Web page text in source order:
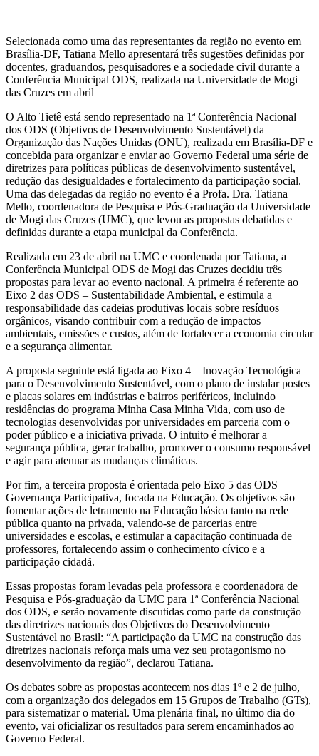
Selecionada como uma das representantes da região no evento em
Brasília-DF, Tatiana Mello apresentará três sugestões definidas por
docentes, graduandos, pesquisadores e a sociedade civil durante a
Conferência Municipal ODS, realizada na Universidade de Mogi
das Cruzes em abril
O Alto Tietê está sendo representado na 1ª Conferência Nacional
dos ODS (Objetivos de Desenvolvimento Sustentável) da
Organização das Nações Unidas (ONU), realizada em Brasília-DF e
concebida para organizar e enviar ao Governo Federal uma série de
diretrizes para políticas públicas de desenvolvimento sustentável,
redução das desigualdades e fortalecimento da participação social.
Uma das delegadas da região no evento é a Profa. Dra. Tatiana
Mello, coordenadora de Pesquisa e Pós-Graduação da Universidade
de Mogi das Cruzes (UMC), que levou as propostas debatidas e
definidas durante a etapa municipal da Conferência.
Realizada em 23 de abril na UMC e coordenada por Tatiana, a
Conferência Municipal ODS de Mogi das Cruzes decidiu três
propostas para levar ao evento nacional. A primeira é referente ao
Eixo 2 das ODS – Sustentabilidade Ambiental, e estimula a
responsabilidade das cadeias produtivas locais sobre resíduos
orgânicos, visando contribuir com a redução de impactos
ambientais, emissões e custos, além de fortalecer a economia circular
e a segurança alimentar.
A proposta seguinte está ligada ao Eixo 4 – Inovação Tecnológica
para o Desenvolvimento Sustentável, com o plano de instalar postes
e placas solares em indústrias e bairros periféricos, incluindo
residências do programa Minha Casa Minha Vida, com uso de
tecnologias desenvolvidas por universidades em parceria com o
poder público e a iniciativa privada. O intuito é melhorar a
segurança pública, gerar trabalho, promover o consumo responsável
e agir para atenuar as mudanças climáticas.
Por fim, a terceira proposta é orientada pelo Eixo 5 das ODS –
Governança Participativa, focada na Educação. Os objetivos são
fomentar ações de letramento na Educação básica tanto na rede
pública quanto na privada, valendo-se de parcerias entre
universidades e escolas, e estimular a capacitação continuada de
professores, fortalecendo assim o conhecimento cívico e a
participação cidadã.
Essas propostas foram levadas pela professora e coordenadora de
Pesquisa e Pós-graduação da UMC para 1ª Conferência Nacional
dos ODS, e serão novamente discutidas como parte da construção
das diretrizes nacionais dos Objetivos do Desenvolvimento
Sustentável no Brasil: “A participação da UMC na construção das
diretrizes nacionais reforça mais uma vez seu protagonismo no
desenvolvimento da região”, declarou Tatiana.
Os debates sobre as propostas acontecem nos dias 1º e 2 de julho,
com a organização dos delegados em 15 Grupos de Trabalho (GTs),
para sistematizar o material. Uma plenária final, no último dia do
evento, vai oficializar os resultados para serem encaminhados ao
Governo Federal.